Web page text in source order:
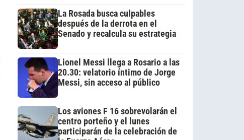
La Rosada busca culpables
después de la derrota en el
Senado y recalcula su estrategia
Lionel Messi llega a Rosario a las
20.30: velatorio íntimo de Jorge
Messi, sin acceso al público
Los aviones F 16 sobrevolarán el
centro porteño y el lunes
participarán de la celebración de